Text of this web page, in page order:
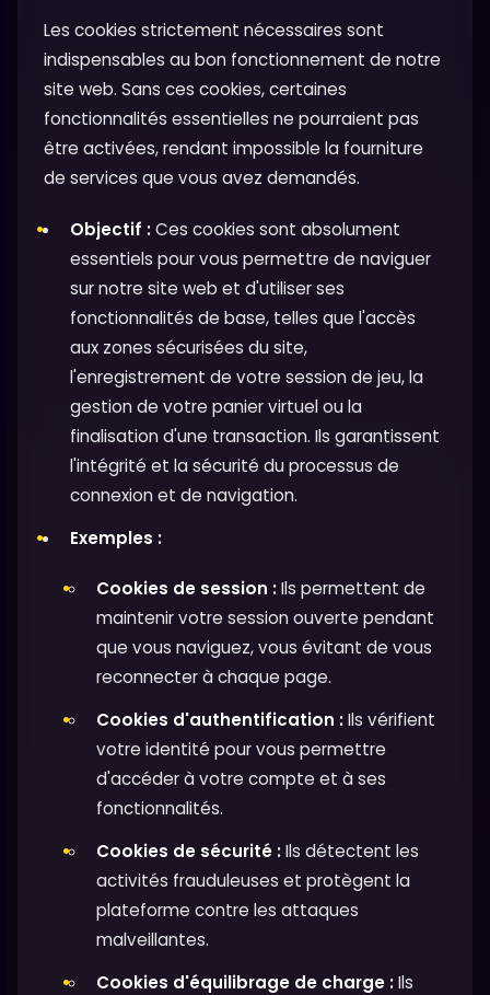
Les cookies strictement nécessaires sont
indispensables au bon fonctionnement de notre
site web. Sans ces cookies, certaines
fonctionnalités essentielles ne pourraient pas
être activées, rendant impossible la fourniture
de services que vous avez demandés.
Objectif :Ces cookies sont absolument
essentiels pour vous permettre de naviguer
sur notre site web et d'utiliser ses
fonctionnalités de base, telles que l'accès
aux zones sécurisées du site,
l'enregistrement de votre session de jeu, la
gestion de votre panier virtuel ou la
finalisation d'une transaction. Ils garantissent
l'intégrité et la sécurité du processus de
connexion et de navigation.
Exemples :
Cookies de session :Ils permettent de
maintenir votre session ouverte pendant
que vous naviguez, vous évitant de vous
reconnecter à chaque page.
Cookies d'authentification :Ils vérifient
votre identité pour vous permettre
d'accéder à votre compte et à ses
fonctionnalités.
Cookies de sécurité :Ils détectent les
activités frauduleuses et protègent la
plateforme contre les attaques
malveillantes.
Cookies d'équilibrage de charge :Ils